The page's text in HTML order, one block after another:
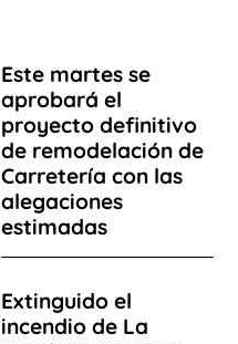
Este martes se
aprobará el
proyecto definitivo
de remodelación de
Carretería con las
alegaciones
estimadas
Extinguido el
incendio de La